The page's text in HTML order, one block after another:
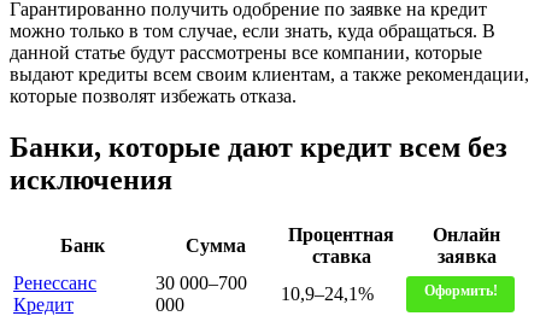
Гарантированно получить одобрение по заявке на кредит
можно только в том случае, если знать, куда обращаться. В
данной статье будут рассмотрены все компании, которые
выдают кредиты всем своим клиентам, а также рекомендации,
которые позволят избежать отказа.
Банки, которые дают кредит всем без
исключения
Банк Сумма
Процентная
ставка
Онлайн
заявка
Ренессанс
Кредит
30 000–700
000
10,9–24,1% Оформить!